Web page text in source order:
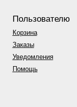
Пользователю
Корзина
Заказы
Уведомления
Помощь